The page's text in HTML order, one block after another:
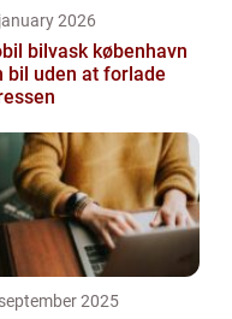
2026
bilvask københavn
bil uden at forlade
2025